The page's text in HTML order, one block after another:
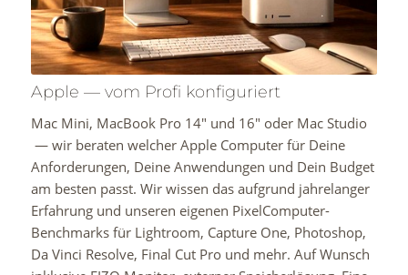
Apple — vom Profi konfiguriert
Mac Mini, MacBook Pro 14″ und 16″ oder Mac Studio
— wir beraten welcher Apple Computer für Deine
Anforderungen, Deine Anwendungen und Dein Budget
am besten passt. Wir wissen das aufgrund jahrelanger
Erfahrung und unseren eigenen PixelComputer-
Benchmarks für Lightroom, Capture One, Photoshop,
Da Vinci Resolve, Final Cut Pro und mehr. Auf Wunsch